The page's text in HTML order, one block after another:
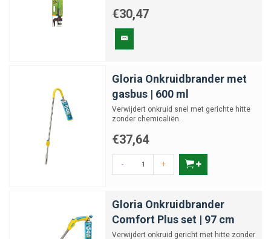
€30,47
Gloria Onkruidbrander met
gasbus | 600 ml
Verwijdert onkruid snel met gerichte hitte
zonder chemicaliën.
€37,64
- +
Gloria Onkruidbrander
Comfort Plus set | 97 cm
Verwijdert onkruid gericht met hitte zonder